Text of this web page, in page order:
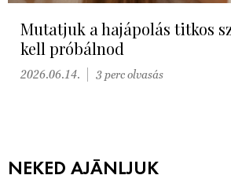
Mutatjuk a hajápolás titkos
kell próbálnod
2026.06.14. 3 perc olvasás
NEKED AJÁNLJUK